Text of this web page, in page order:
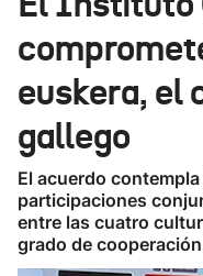
euskera, el
gallego
El acuerdo
participaciones
entre las cuatro
grado de